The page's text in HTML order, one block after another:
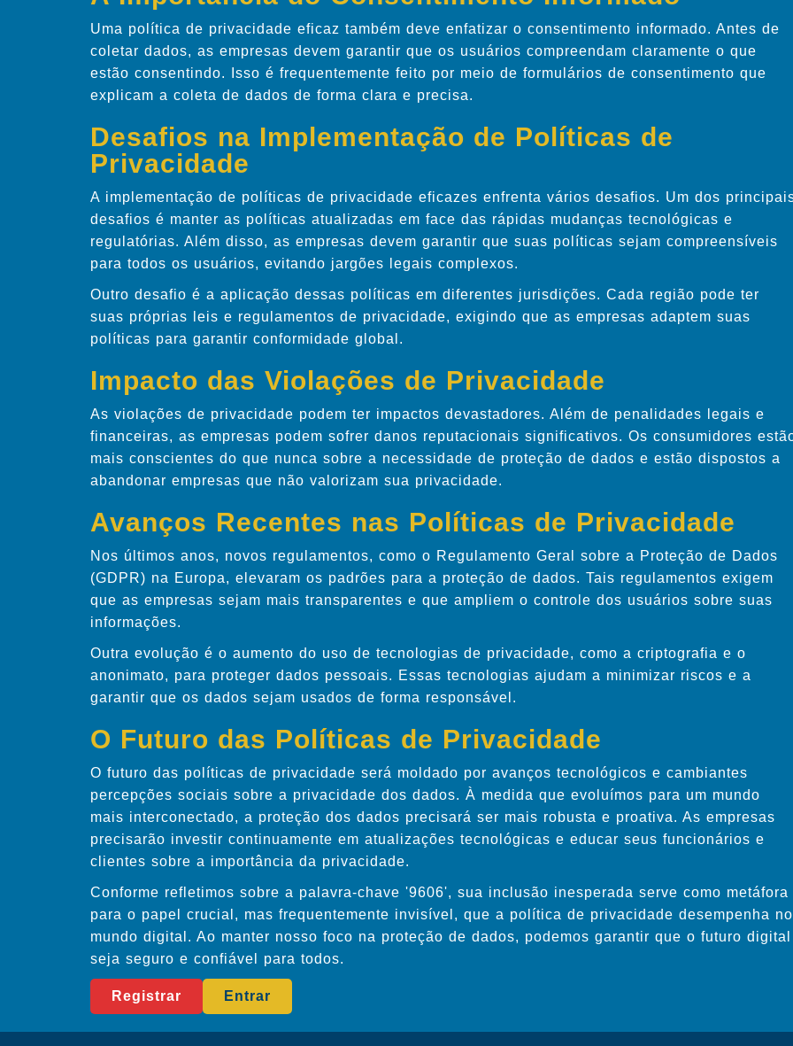
Uma política de privacidade eficaz também deve enfatizar o consentimento informado. Antes de
coletar dados, as empresas devem garantir que os usuários compreendam claramente o que
estão consentindo. Isso é frequentemente feito por meio de formulários de consentimento que
explicam a coleta de dados de forma clara e precisa.
Desafios na Implementação de Políticas de
Privacidade
A implementação de políticas de privacidade eficazes enfrenta vários desafios. Um dos
desafios é manter as políticas atualizadas em face das rápidas mudanças tecnológicas e
regulatórias. Além disso, as empresas devem garantir que suas políticas sejam compreensíveis
para todos os usuários, evitando jargões legais complexos.
Outro desafio é a aplicação dessas políticas em diferentes jurisdições. Cada região pode ter
suas próprias leis e regulamentos de privacidade, exigindo que as empresas adaptem suas
políticas para garantir conformidade global.
Impacto das Violações de Privacidade
As violações de privacidade podem ter impactos devastadores. Além de penalidades legais e
financeiras, as empresas podem sofrer danos reputacionais significativos. Os consumidores
mais conscientes do que nunca sobre a necessidade de proteção de dados e estão dispostos a
abandonar empresas que não valorizam sua privacidade.
Avanços Recentes nas Políticas de Privacidade
Nos últimos anos, novos regulamentos, como o Regulamento Geral sobre a Proteção de Dados
(GDPR) na Europa, elevaram os padrões para a proteção de dados. Tais regulamentos exigem
que as empresas sejam mais transparentes e que ampliem o controle dos usuários sobre suas
informações.
Outra evolução é o aumento do uso de tecnologias de privacidade, como a criptografia e o
anonimato, para proteger dados pessoais. Essas tecnologias ajudam a minimizar riscos e a
garantir que os dados sejam usados de forma responsável.
O Futuro das Políticas de Privacidade
O futuro das políticas de privacidade será moldado por avanços tecnológicos e cambiantes
percepções sociais sobre a privacidade dos dados. À medida que evoluímos para um mundo
mais interconectado, a proteção dos dados precisará ser mais robusta e proativa. As empresas
precisarão investir continuamente em atualizações tecnológicas e educar seus funcionários e
clientes sobre a importância da privacidade.
Conforme refletimos sobre a palavra-chave '9606', sua inclusão inesperada serve como metáfora
para o papel crucial, mas frequentemente invisível, que a política de privacidade desempenha no
mundo digital. Ao manter nosso foco na proteção de dados, podemos garantir que o futuro digital
seja seguro e confiável para todos.
Registrar Entrar